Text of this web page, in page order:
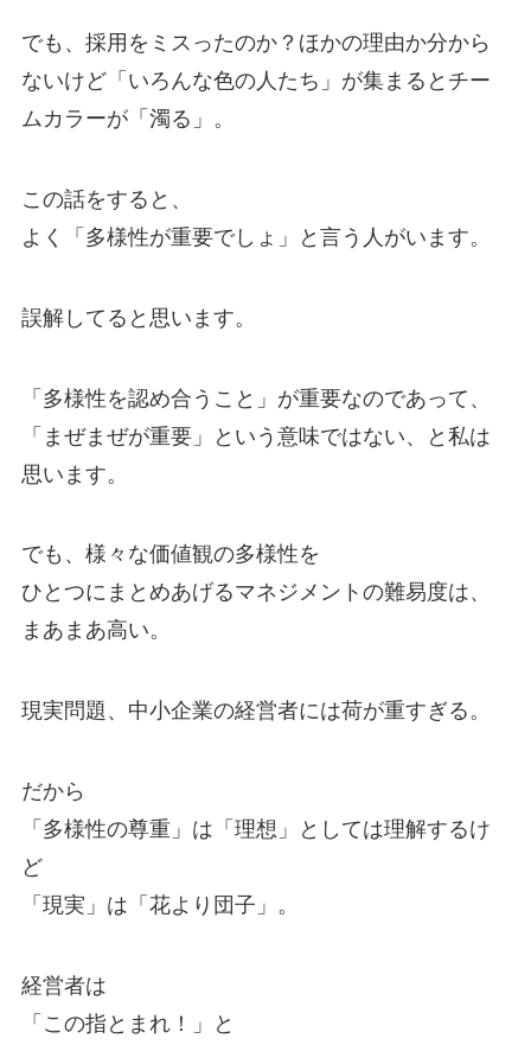
でも、採用をミスったのか？ほかの理由か分から
ないけど「いろんな色の人たち」が集まるとチー
ムカラーが「濁る」。
この話をすると、
よく「多様性が重要でしょ」と言う人がいます。
誤解してると思います。
「多様性を認め合うこと」が重要なのであって、
「まぜまぜが重要」という意味ではない、と私は
思います。
でも、様々な価値観の多様性を
ひとつにまとめあげるマネジメントの難易度は、
まあまあ高い。
現実問題、中小企業の経営者には荷が重すぎる。
だから
「多様性の尊重」は「理想」としては理解するけ
ど
「現実」は「花より団子」。
経営者は
「この指とまれ！」と